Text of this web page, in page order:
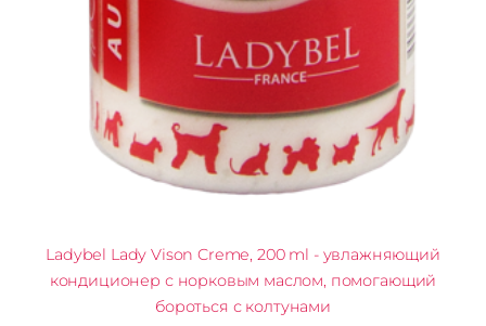
Ladybel Lady Vison Creme, 200 ml - увлажняющий
кондиционер с норковым маслом, помогающий
бороться с колтунами